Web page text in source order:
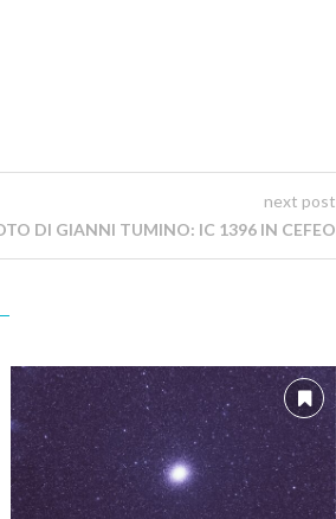
next post
DI GIANNI TUMINO: IC 1396 IN CEFEO